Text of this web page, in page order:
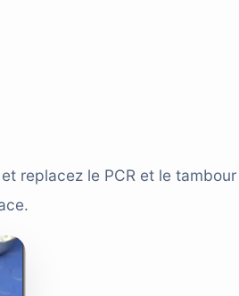
replacez le PCR et le